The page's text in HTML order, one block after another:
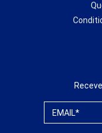
EMAIL*